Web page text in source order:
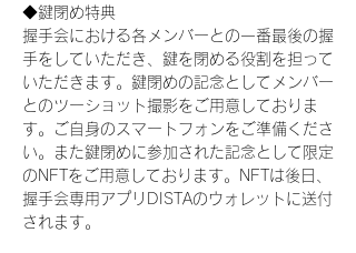
◆鍵閉め特典
握手会における各メンバーとの一番最後の握
手をしていただき、鍵を閉める役割を担って
いただきます。鍵閉めの記念としてメンバー
とのツーショット撮影をご用意しておりま
す。ご自身のスマートフォンをご準備くださ
い。また鍵閉めに参加された記念として限定
のNFTをご用意しております。NFTは後日、
握手会専用アプリDISTAのウォレットに送付
されます。